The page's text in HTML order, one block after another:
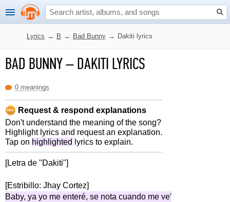
Lyrics → B → Bad Bunny → Dakiti lyrics
BAD BUNNY–DAKITI LYRICS
0 meanings
Request & respond explanations
Don't understand the meaning of the song?
Highlight lyrics and request an explanation.
Tap on highlighted lyrics to explain.
[Letra de "Dakiti"]
[Estribillo: Jhay Cortez]
Baby, ya yo me enteré, se nota cuando me ve'